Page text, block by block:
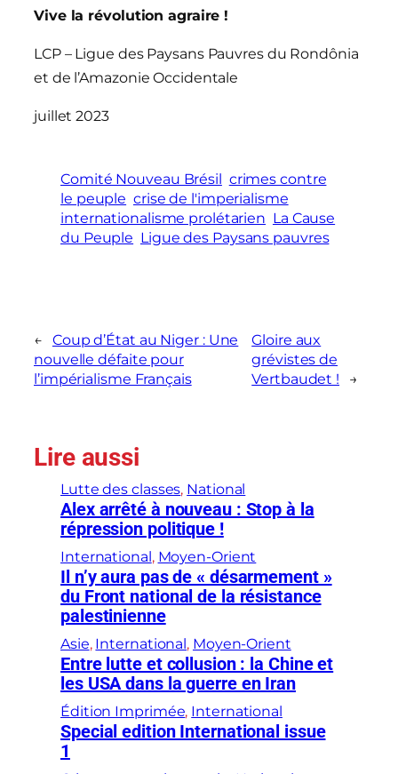
Vive la révolution agraire !
LCP – Ligue des Paysans Pauvres du Rondônia
et de l’Amazonie Occidentale
juillet 2023
Comité Nouveau Brésil
crimes contre
le peuple crise de l'imperialisme
internationalisme prolétarien La Cause
du Peuple Ligue des Paysans pauvres
←
Coup d’État au Niger : Une
nouvelle défaite pour
l’impérialisme Français
Gloire aux
grévistes de
Vertbaudet !
→
Lire aussi
Lutte des classes, National
Alex arrêté à nouveau : Stop à la
répression politique !
International , Moyen-Orient
Il n’y aura pas de « désarmement »
du Front national de la résistance
palestinienne
Asie, International , Moyen-Orient
Entre lutte et collusion : la Chine et
les USA dans la guerre en Iran
Édition Imprimée, International
Special edition International issue
1